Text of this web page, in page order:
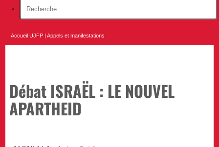
Accueil UJFP |Appels et manifestations
Débat ISRAËL : LE NOUVEL
APARTHEID